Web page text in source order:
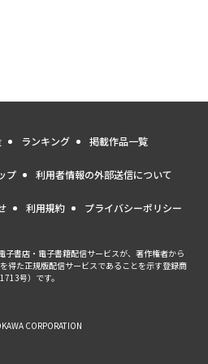
ランキング 掲載作品一覧
プ 利用者情報の外部送信について
利用規約 プライバシーポリシー
子書店・電子書籍配信サービスが、著作権者から
得た正規版配信サービスであることを示す登録商
号）です。
CORPORATION